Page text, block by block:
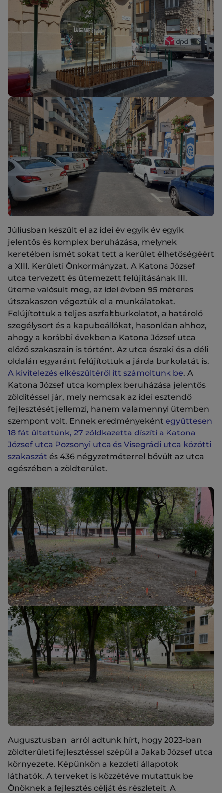
Júliusban készült el az idei év egyik év egyik
jelentős és komplex beruházása, melynek
keretében ismét sokat tett a kerület élhetőségéért
a XIII. Kerületi Önkormányzat. A Katona József
utca tervezett és ütemezett felújításának III.
üteme valósult meg, az idei évben 95 méteres
útszakaszon végeztük el a munkálatokat.
Felújítottuk a teljes aszfaltburkolatot, a határoló
szegélysort és a kapubeállókat, hasonlóan ahhoz,
ahogy a korábbi években a Katona József utca
előző szakaszain is történt. Az utca északi és a déli
oldalán egyaránt felújítottuk a járda burkolatát is.
A kivitelezés elkészültéről itt számoltunk be. A
Katona József utca komplex beruházása jelentős
zöldítéssel jár, mely nemcsak az idei esztendő
fejlesztését jellemzi, hanem valamennyi ütemben
szempont volt. Ennek eredményeként együttesen
18 fát ültettünk, 27 zöldkazetta díszíti a Katona
József utca Pozsonyi utca és Visegrádi utca közötti
szakaszát és 436 négyzetméterrel bővült az utca
egészében a zöldterület.
Augusztusban arról adtunk hírt, hogy 2023-ban
zöldterületi fejlesztéssel szépül a Jakab József utca
környezete. Képünkön a kezdeti állapotok
láthatók. A terveket is közzétéve mutattuk be
Önöknek a fejlesztés célját és részleteit. A